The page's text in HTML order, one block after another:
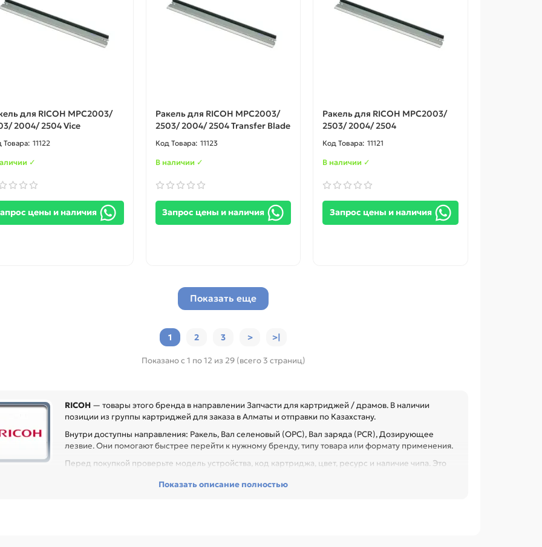
для RICOH MPC2003/
2004/ 2504 Vice
11122
✓
цены и наличия
Ракель для RICOH MPC2003/
2503/ 2004/ 2504 Transfer Blade
11123
В наличии ✓
Запрос цены и наличия
Ракель для RICOH MPC2003/
2503/ 2004/ 2504
11121
В наличии ✓
Запрос цены и наличия
Показать еще
1 2 3 > >|
Показано с 1 по 12 из 29 (всего 3 страниц)
RICOH — товары этого бренда в направлении Запчасти для картриджей / драмов. В наличии
позиции из группы картриджей для заказа в Алматы и отправки по Казахстану.
Внутри доступны направления: Ракель, Вал селеновый (OPC), Вал заряда (PCR), Дозирующее
лезвие. Они помогают быстрее перейти к нужному бренду, типу товара или формату применения.
Перед покупкой проверьте модель устройства, код картриджа, цвет, ресурс и наличие чипа. Это
Показать описание полностью